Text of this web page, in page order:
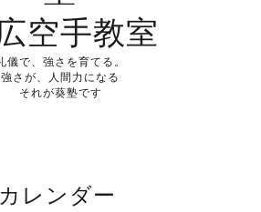
空手教室
儀で、強さを育てる。
強さが、人間力になる
それが葵塾です
カレンダー